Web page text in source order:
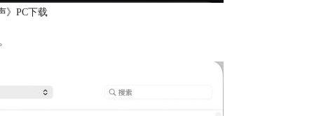
》PC下载